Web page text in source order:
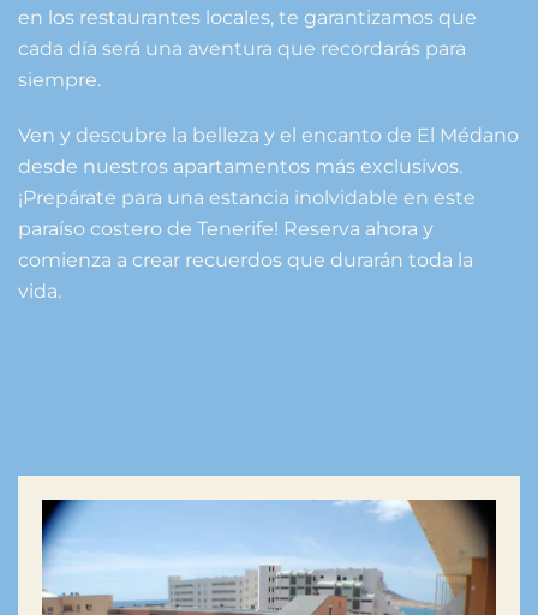
en los restaurantes locales, te garantizamos que
cada día será una aventura que recordarás para
siempre.
Ven y descubre la belleza y el encanto de El Médano
desde nuestros apartamentos más exclusivos.
¡Prepárate para una estancia inolvidable en este
paraíso costero de Tenerife! Reserva ahora y
comienza a crear recuerdos que durarán toda la
vida.